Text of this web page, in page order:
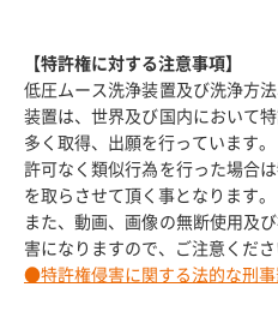
【特許権に対する注意事項】
低圧ムース洗浄装置及び洗浄方
装置は、世界及び国内において
多く取得、出願を行っています。
許可なく類似行為を行った場合
を取らさせて頂く事となります。
また、動画、画像の無断使用及
害になりますので、ご注意くださ
●特許権侵害に関する法的な刑